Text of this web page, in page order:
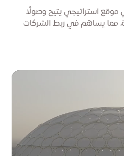
استراتيجي يتيح وصولًا
مما يساهم في ربط الشركات